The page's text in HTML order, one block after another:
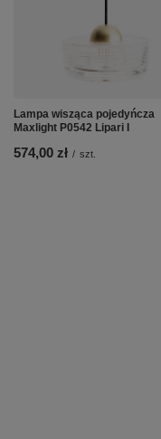
Lampa wisząca pojedyńcza
Maxlight P0542 Lipari I
574,00 zł / szt.